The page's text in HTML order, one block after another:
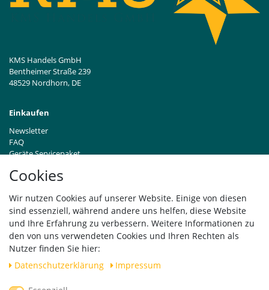
Cookies
Wir nutzen Cookies auf unserer Website. Einige von diesen
sind essenziell, während andere uns helfen, diese Website
und Ihre Erfahrung zu verbessern. Weitere Informationen zu
den von uns verwendeten Cookies und Ihren Rechten als
Nutzer finden Sie hier:
Daten­schutz­erklärung
Impressum
KMS Handels GmbH
Bentheimer Straße 239
48529 Nordhorn, DE
Einkaufen
Newsletter
FAQ
Geräte Servicepaket
Händleranfragen B2B
Widerrufsrecht
Vertrag widerrufen
Versand